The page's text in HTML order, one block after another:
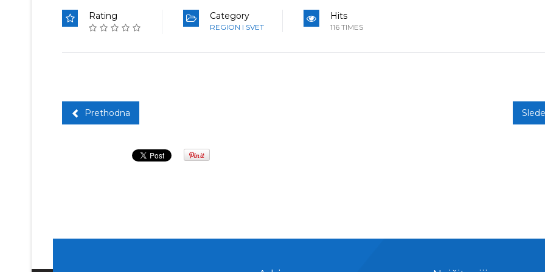
Rating Category
REGION I SVET
Hits
116 TIMES
Prethodna